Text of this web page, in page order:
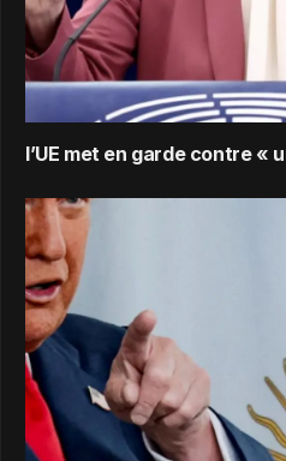
l’UE met en garde contre «